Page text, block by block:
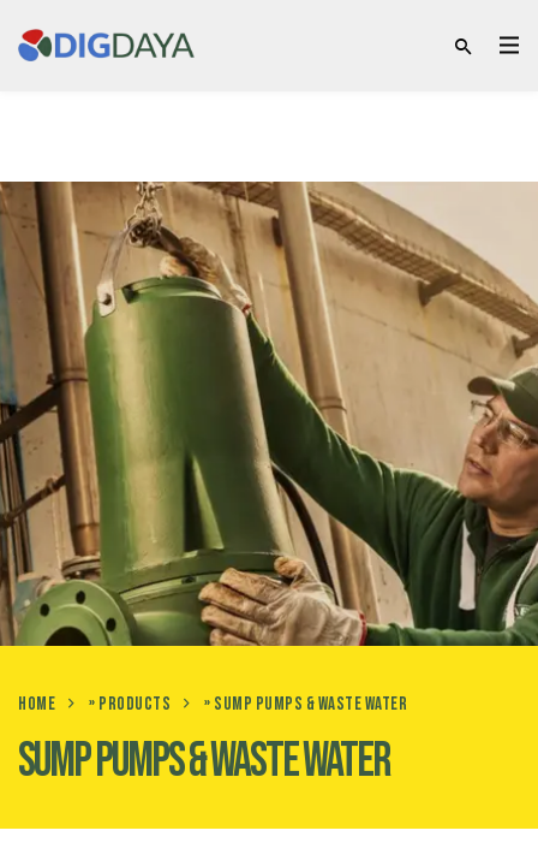
HOME » PRODUCTS » SUMP PUMPS & WASTE WATER
SUMP PUMPS & WASTE WATER